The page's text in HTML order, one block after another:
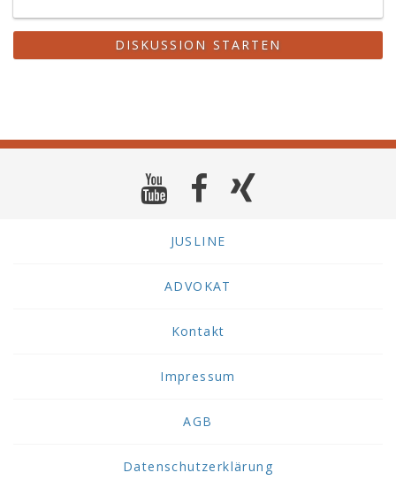
DISKUSSION STARTEN
JUSLINE
ADVOKAT
Kontakt
Impressum
AGB
Datenschutzerklärung